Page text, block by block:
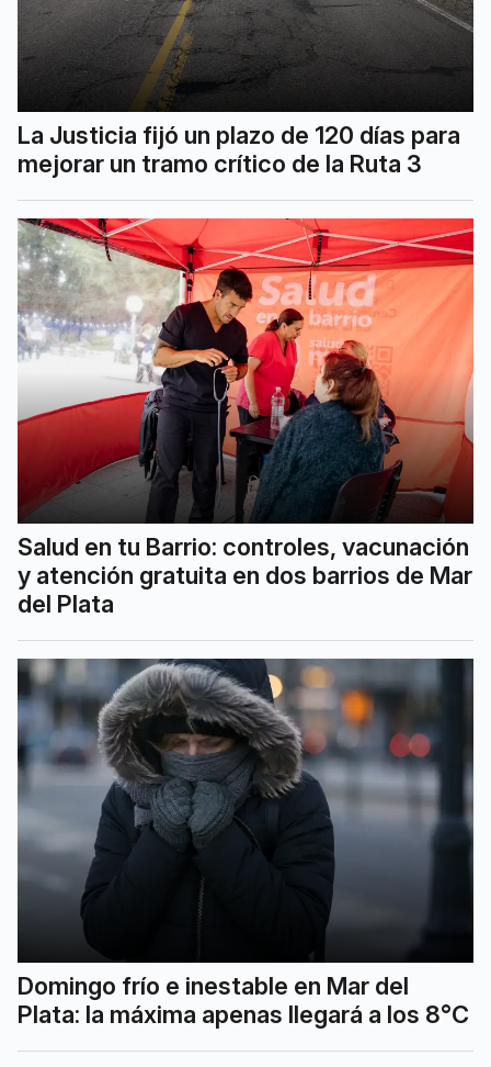
La Justicia fijó un plazo de 120 días para
mejorar un tramo crítico de la Ruta 3
Salud en tu Barrio: controles, vacunación
y atención gratuita en dos barrios de Mar
del Plata
Domingo frío e inestable en Mar del
Plata: la máxima apenas llegará a los 8°C